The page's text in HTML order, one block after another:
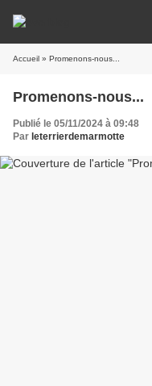
Accueil » Promenons-nous...
Promenons-nous...
Publié le 05/11/2024 à 09:48
Par leterrierdemarmotte